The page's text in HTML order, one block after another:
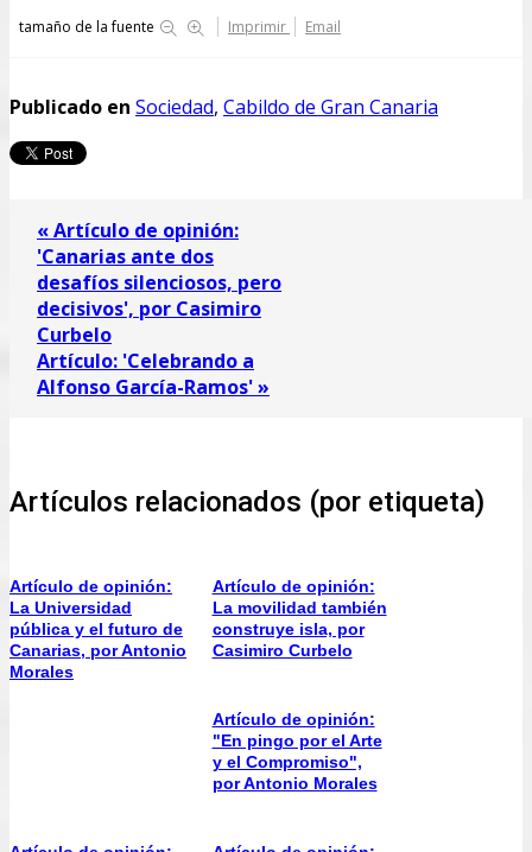
tamaño de la fuente Imprimir Email
Publicado en Sociedad, Cabildo de Gran Canaria
« Artículo de opinión:
'Canarias ante dos
desafíos silenciosos, pero
decisivos', por Casimiro
Curbelo
Artículo: 'Celebrando a
Alfonso García-Ramos' »
Artículos relacionados (por etiqueta)
Artículo de opinión:
La Universidad
pública y el futuro de
Canarias, por Antonio
Morales
Artículo de opinión:
La movilidad también
construye isla, por
Casimiro Curbelo
Artículo de opinión:
"En pingo por el Arte
y el Compromiso",
por Antonio Morales